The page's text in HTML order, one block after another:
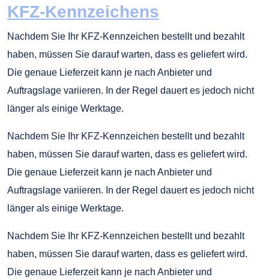
KFZ-Kennzeichens
Nachdem Sie Ihr KFZ-Kennzeichen bestellt und bezahlt
haben, müssen Sie darauf warten, dass es geliefert wird.
Die genaue Lieferzeit kann je nach Anbieter und
Auftragslage variieren. In der Regel dauert es jedoch nicht
länger als einige Werktage.
Nachdem Sie Ihr KFZ-Kennzeichen bestellt und bezahlt
haben, müssen Sie darauf warten, dass es geliefert wird.
Die genaue Lieferzeit kann je nach Anbieter und
Auftragslage variieren. In der Regel dauert es jedoch nicht
länger als einige Werktage.
Nachdem Sie Ihr KFZ-Kennzeichen bestellt und bezahlt
haben, müssen Sie darauf warten, dass es geliefert wird.
Die genaue Lieferzeit kann je nach Anbieter und